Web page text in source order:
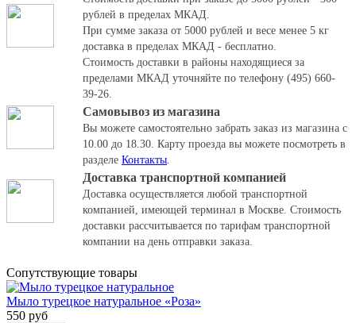
рублей в пределах МКАД.
При сумме заказа от 5000 рублей и весе менее 5 кг
доставка в пределах МКАД - бесплатно.
Стоимость доставки в районы находящиеся за
пределами МКАД уточняйте по телефону (495) 660-
39-26.
Самовывоз из магазина
Вы можете самостоятельно забрать заказ из магазина с
10.00 до 18.30. Карту проезда вы можете посмотреть в
разделе Контакты
Доставка транспортной компанией
Доставка осуществляется любой транспортной
компанией, имеющей терминал в Москве. Стоимость
доставки рассчитывается по тарифам транспортной
компании на день отправки заказа.
Cопутствующие товары
Мыло турецкое натуральное «Роза»
550 руб